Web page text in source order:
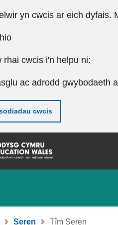
yn cwcis ar eich dyfais.
rhai cwcis i'n helpu ni:
ac adrodd gwybodaeth
cwcis
Seren Tîm Seren